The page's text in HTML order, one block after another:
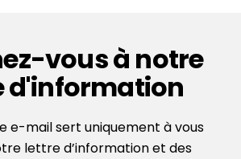
vous à notre
d'information
e-mail sert uniquement à vous
lettre d’information et des